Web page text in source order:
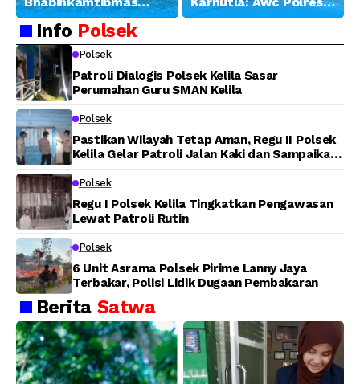
Banjar Ausoy Turun
Langsung Bantu
Warga Panen Jagung
Teluk Bintuni
Lahan di Jalan Poros
Info Polsek
Polsek
Patroli Dialogis Polsek Kelila Sasar
Perumahan Guru SMAN Kelila
Polsek
Pastikan Wilayah Tetap Aman, Regu II Polsek
Kelila Gelar Patroli Jalan Kaki dan Sampaikan
Polsek
Regu I Polsek Kelila Tingkatkan Pengawasan
Lewat Patroli Rutin
Polsek
6 Unit Asrama Polsek Pirime Lanny Jaya
Terbakar, Polisi Lidik Dugaan Pembakaran
Berita Satwa